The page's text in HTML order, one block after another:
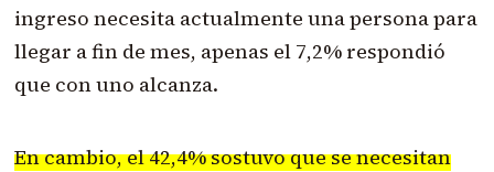
ingreso necesita actualmente una persona para
llegar a fin de mes, apenas el 7,2% respondió
que con uno alcanza.
En cambio, el 42,4% sostuvo que se necesitan